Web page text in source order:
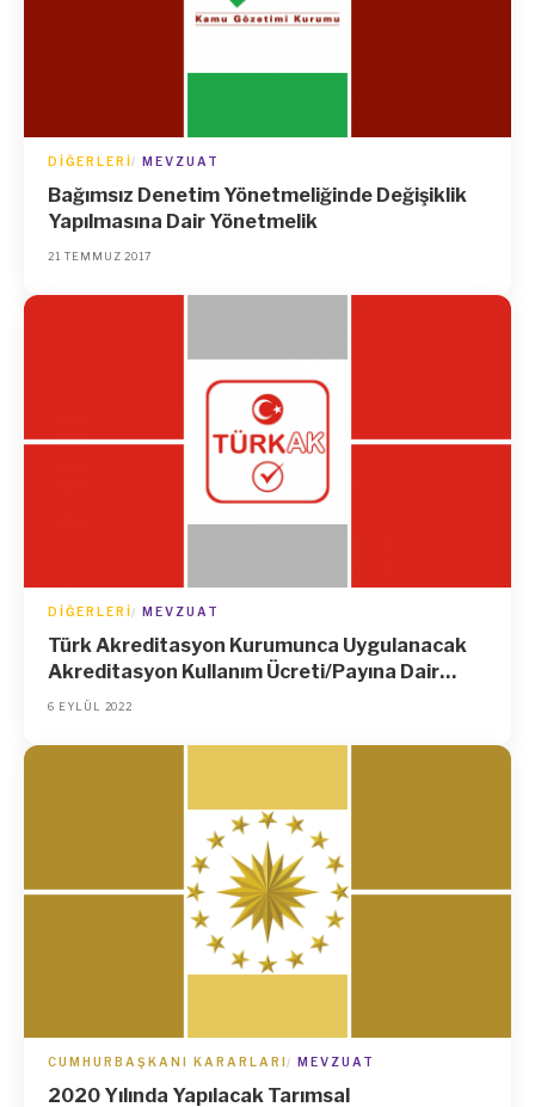
DIĞERLERI MEVZUAT
Bağımsız Denetim Yönetmeliğinde Değişiklik
Yapılmasına Dair Yönetmelik
21 TEMMUZ 2017
DIĞERLERI MEVZUAT
Türk Akreditasyon Kurumunca Uygulanacak
Akreditasyon Kullanım Ücreti/Payına Dair
Tebliğ (TÜRKAK: 2022/1)
6 EYLÜL 2022
CUMHURBAŞKANI KARARLARI MEVZUAT
2020 Yılında Yapılacak Tarımsal